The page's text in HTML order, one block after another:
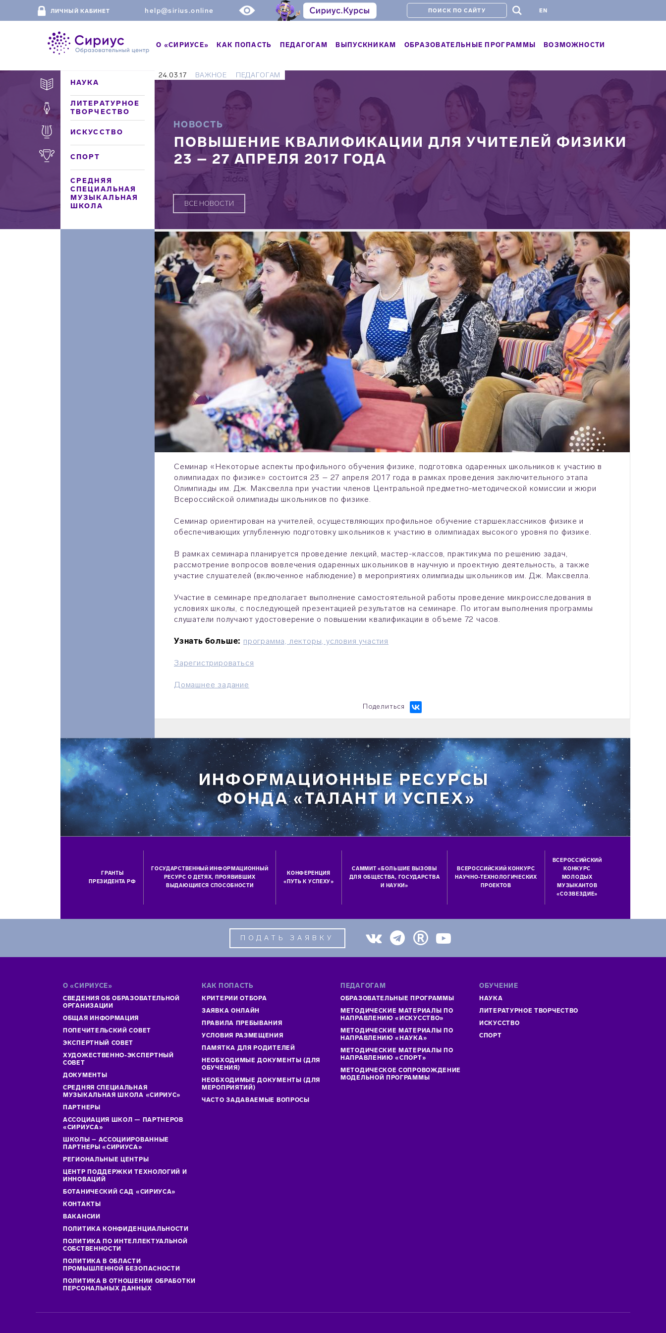
ЛИЧНЫЙ КАБИНЕТ help@sirius.online # EN
О «СИРИУСЕ» КАК ПОПАСТЬ ПЕДАГОГАМ ВЫПУСКНИКАМ ОБРАЗОВАТЕЛЬНЫЕ ПРОГРАММЫ ВОЗМОЖНОСТИ
НАУКА
ЛИТЕРАТУРНОЕ
ТВОРЧЕСТВО
ИСКУССТВО
СПОРТ
СРЕДНЯЯ
СПЕЦИАЛЬНАЯ
МУЗЫКАЛЬНАЯ
ШКОЛА
24.03.17 ВАЖНОЕ ПЕДАГОГАМ
НОВОСТЬ
ПОВЫШЕНИЕ КВАЛИФИКАЦИИ ДЛЯ УЧИТЕЛЕЙ ФИЗИКИ
23 – 27 АПРЕЛЯ 2017 ГОДА
ВСЕ НОВОСТИ
Семинар «Некоторые аспекты профильного обучения физике, подготовка одаренных школьников к участию в
олимпиадах по физике» состоится 23 – 27 апреля 2017 года в рамках проведения заключительного этапа
Олимпиады им. Дж. Максвелла при участии членов Центральной предметно-методической комиссии и жюри
Всероссийской олимпиады школьников по физике.
Семинар ориентирован на учителей, осуществляющих профильное обучение старшеклассников физике и
обеспечивающих углубленную подготовку школьников к участию в олимпиадах высокого уровня по физике.
В рамках семинара планируется проведение лекций, мастер-классов, практикума по решению задач,
рассмотрение вопросов вовлечения одаренных школьников в научную и проектную деятельность, а также
участие слушателей (включенное наблюдение) в мероприятиях олимпиады школьников им. Дж. Максвелла.
Участие в семинаре предполагает выполнение самостоятельной работы проведение микроисследования в
условиях школы, с последующей презентацией результатов на семинаре. По итогам выполнения программы
слушатели получают удостоверение о повышении квалификации в объеме 72 часов.
Узнать больше: программа, лекторы, условия участия
Зарегистрироваться
Домашнее задание
Поделиться
ГРАНТЫ
ПРЕЗИДЕНТА РФ
ГОСУДАРСТВЕННЫЙ ИНФОРМАЦИОННЫЙ
РЕСУРС О ДЕТЯХ, ПРОЯВИВШИХ
ВЫДАЮЩИЕСЯ СПОСОБНОСТИ
КОНФЕРЕНЦИЯ
«ПУТЬ К УСПЕХУ»
САММИТ «БОЛЬШИЕ ВЫЗОВЫ
ДЛЯ ОБЩЕСТВА, ГОСУДАРСТВА
И НАУКИ»
ВСЕРОССИЙСКИЙ КОНКУРС
НАУЧНО-ТЕХНОЛОГИЧЕСКИХ
ПРОЕКТОВ
ВСЕРОССИЙСКИЙ
КОНКУРС
МОЛОДЫХ
МУЗЫКАНТОВ
«СОЗВЕЗДИЕ»
ПОДАТЬ ЗАЯВКУ
О «СИРИУСЕ»
СВЕДЕНИЯ ОБ ОБРАЗОВАТЕЛЬНОЙ
ОРГАНИЗАЦИИ
ОБЩАЯ ИНФОРМАЦИЯ
ПОПЕЧИТЕЛЬСКИЙ СОВЕТ
ЭКСПЕРТНЫЙ СОВЕТ
ХУДОЖЕСТВЕННО-ЭКСПЕРТНЫЙ
СОВЕТ
ДОКУМЕНТЫ
СРЕДНЯЯ СПЕЦИАЛЬНАЯ
МУЗЫКАЛЬНАЯ ШКОЛА «СИРИУС»
ПАРТНЕРЫ
АССОЦИАЦИЯ ШКОЛ — ПАРТНЕРОВ
«СИРИУСА»
ШКОЛЫ – АССОЦИИРОВАННЫЕ
ПАРТНЕРЫ «СИРИУСА»
РЕГИОНАЛЬНЫЕ ЦЕНТРЫ
ЦЕНТР ПОДДЕРЖКИ ТЕХНОЛОГИЙ И
ИННОВАЦИЙ
БОТАНИЧЕСКИЙ САД «СИРИУСА»
КОНТАКТЫ
ВАКАНСИИ
ПОЛИТИКА КОНФИДЕНЦИАЛЬНОСТИ
ПОЛИТИКА ПО ИНТЕЛЛЕКТУАЛЬНОЙ
СОБСТВЕННОСТИ
ПОЛИТИКА В ОБЛАСТИ
ПРОМЫШЛЕННОЙ БЕЗОПАСНОСТИ
ПОЛИТИКА В ОТНОШЕНИИ ОБРАБОТКИ
ПЕРСОНАЛЬНЫХ ДАННЫХ
КАК ПОПАСТЬ
КРИТЕРИИ ОТБОРА
ЗАЯВКА ОНЛАЙН
ПРАВИЛА ПРЕБЫВАНИЯ
УСЛОВИЯ РАЗМЕЩЕНИЯ
ПАМЯТКА ДЛЯ РОДИТЕЛЕЙ
НЕОБХОДИМЫЕ ДОКУМЕНТЫ (ДЛЯ
ОБУЧЕНИЯ)
НЕОБХОДИМЫЕ ДОКУМЕНТЫ (ДЛЯ
МЕРОПРИЯТИЙ)
ЧАСТО ЗАДАВАЕМЫЕ ВОПРОСЫ
ПЕДАГОГАМ
ОБРАЗОВАТЕЛЬНЫЕ ПРОГРАММЫ
МЕТОДИЧЕСКИЕ МАТЕРИАЛЫ ПО
НАПРАВЛЕНИЮ «ИСКУССТВО»
МЕТОДИЧЕСКИЕ МАТЕРИАЛЫ ПО
НАПРАВЛЕНИЮ «НАУКА»
МЕТОДИЧЕСКИЕ МАТЕРИАЛЫ ПО
НАПРАВЛЕНИЮ «СПОРТ»
МЕТОДИЧЕСКОЕ СОПРОВОЖДЕНИЕ
МОДЕЛЬНОЙ ПРОГРАММЫ
ОБУЧЕНИЕ
НАУКА
ЛИТЕРАТУРНОЕ ТВОРЧЕСТВО
ИСКУСCТВО
СПОРТ